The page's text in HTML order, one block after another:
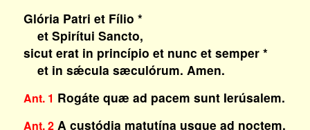
Glória Patri et Fílio *
et Spirítui Sancto,
sicut erat in princípio et nunc et semper *
et in sǽcula sæculórum. Amen.
Ant. 1 Rogáte quæ ad pacem sunt Ierúsalem.
Ant. 2A custódia matutína usque ad noctem,